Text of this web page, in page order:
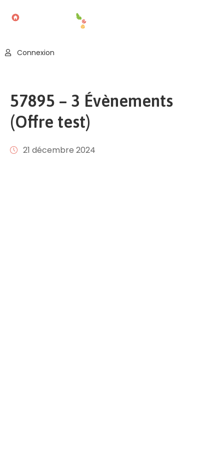
Offres
Publier
Connexion
57895 – 3 Évènements
(Offre test)
21 décembre 2024